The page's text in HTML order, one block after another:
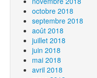
octobre 2018
septembre 2018
août 2018
juillet 2018
juin 2018
mai 2018
avril 2018